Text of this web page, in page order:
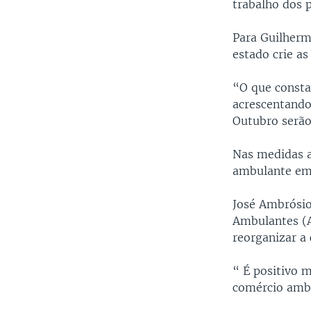
trabalho dos
Para
estado crie
“O que
Outubro
Nas medidas
ambulante
José
Ambulantes
reorganizar a
“ É positivo
comércio